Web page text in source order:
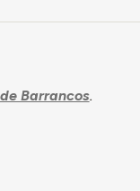
Barrancos.